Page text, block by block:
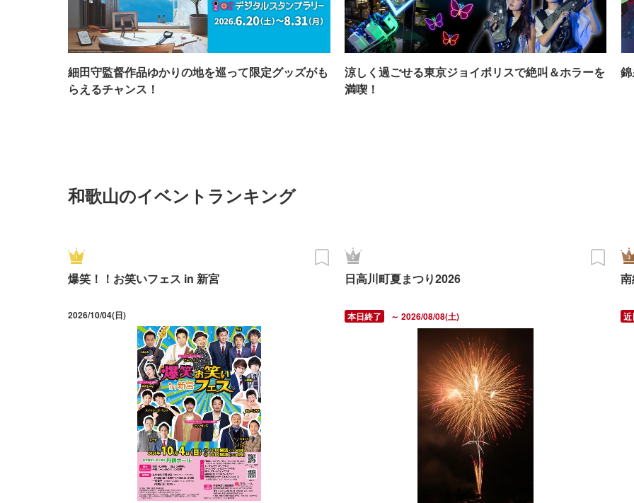
細田守監督作品ゆかりの地を巡って限定グッズがも
らえるチャンス！
涼しく過ごせる東京ジョイポリスで絶叫＆ホラーを
満喫！
和歌山のイベントランキング
爆笑！！お笑いフェス in 新宮
2026/10/04(日)
日高川町夏まつり2026
～ 2026/08/08(土)